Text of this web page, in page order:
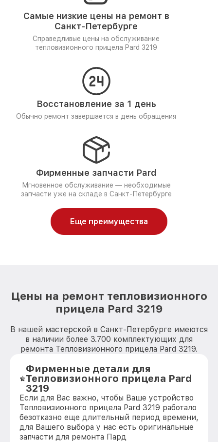
Самые низкие цены на ремонт в
Санкт-Петербурге
Справедливые цены на обслуживание
тепловизионного прицела Pard 3219
Восстановление за 1 день
Обычно ремонт завершается в день обращения
Фирменные запчасти Pard
Мгновенное обслуживание — необходимые
запчасти уже на складе в Санкт-Петербурге
Еще преимущества
Цены на ремонт тепловизионного
прицела Pard 3219
В нашей мастерской в Санкт-Петербурге имеются
в наличии более 3.700 комплектующих для
ремонта Тепловизионного прицела Pard 3219.
Фирменные детали для
Тепловизионного прицела Pard
3219
Если для Вас важно, чтобы Ваше устройство
Тепловизионного прицела Pard 3219 работало
безотказно еще длительный период времени,
для Вашего выбора у нас есть оригинальные
запчасти для ремонта Пард